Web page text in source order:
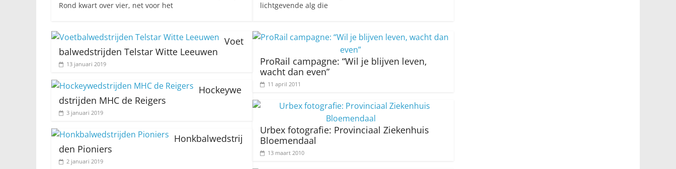
Rond kwart over vier, net voor het
Voet
balwedstrijden Telstar Witte Leeuwen
13 januari 2019
Hockeywe
dstrijden MHC de Reigers
3 januari 2019
Honkbalwedstrij
den Pioniers
2 januari 2019
lichtgevende alg die
ProRail campagne: “Wil je blijven leven,
wacht dan even”
11 april 2011
Urbex fotografie: Provinciaal Ziekenhuis
Bloemendaal
13 maart 2010